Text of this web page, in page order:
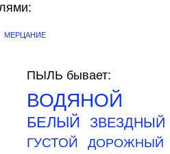
МЕРЦАНИЕ
ПЫЛЬ бывает:
ВОДЯНОЙ
БЕЛЫЙ ЗВЕЗДНЫЙ
ГУСТОЙ
ДОРОЖНЫЙ